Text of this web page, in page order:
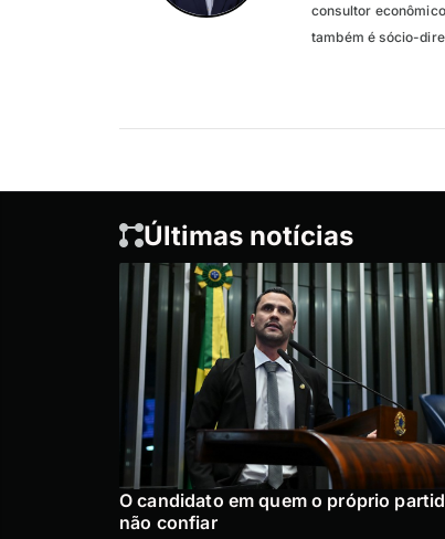
consultor
também é sócio-
Últimas notícias
O candidato em quem o próprio
não confiar